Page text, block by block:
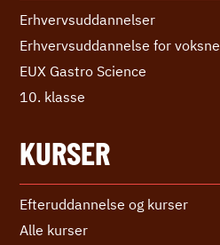
Erhvervs­uddannelser
Erhvervs­uddannelse ­for voksne
EUX Gastro Science
10. klasse
KURSER
Efteruddannelse og kurser
Alle kurser